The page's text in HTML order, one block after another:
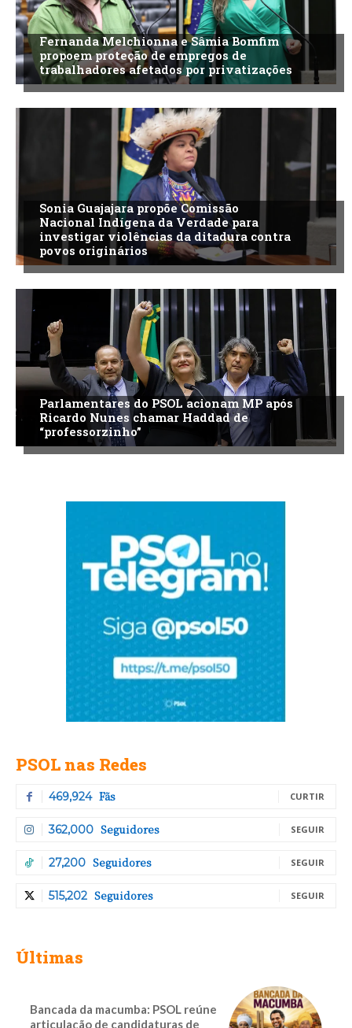
Fernanda Melchionna e Sâmia Bomfim
propoem proteção de empregos de
trabalhadores afetados por privatizações
Sonia Guajajara propõe Comissão
Nacional Indígena da Verdade para
investigar violências da ditadura contra
povos originários
Parlamentares do PSOL acionam MP após
Ricardo Nunes chamar Haddad de
“professorzinho”
PSOL nas Redes
469,924 Fãs CURTIR
362,000 Seguidores SEGUIR
27,200 Seguidores SEGUIR
515,202 Seguidores SEGUIR
Últimas
Bancada da macumba: PSOL reúne
articulação de candidaturas de